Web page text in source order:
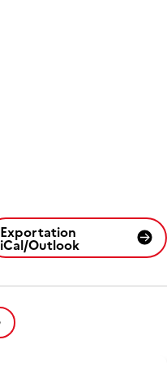
Exportation
iCal/Outlook